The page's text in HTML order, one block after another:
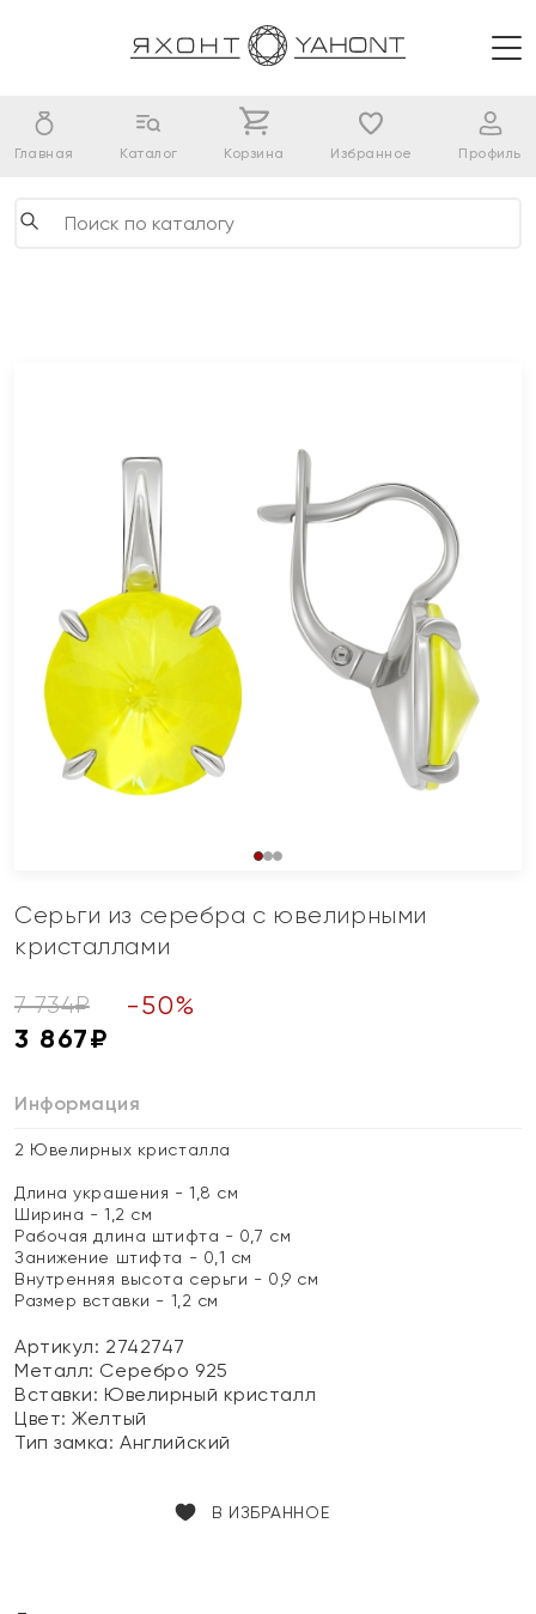
Главная Каталог Корзина Избранное Профиль
Серьги из серебра с ювелирными
кристаллами
7 734₽ -50%
3 867₽
Информация
2 Ювелирных кристалла
Длина украшения - 1,8 см
Ширина - 1,2 см
Рабочая длина штифта - 0,7 см
Занижение штифта - 0,1 см
Внутренняя высота серьги - 0,9 см
Размер вставки - 1,2 см
Артикул: 2742747
Металл: Серебро 925
Вставки:Ювелирный кристалл
Цвет:Желтый
Тип замка:Английский
В ИЗБРАННОЕ